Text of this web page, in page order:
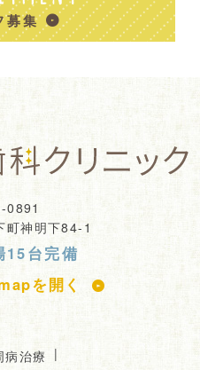
募集
0891
町神明下84-1
15台完備
を開く
病治療
|